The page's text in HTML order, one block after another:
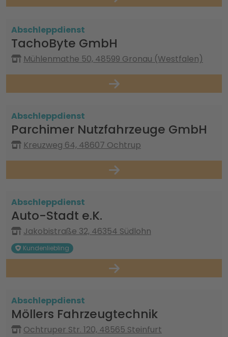
Abschleppdienst
TachoByte GmbH
Mühlenmathe 50, 48599 Gronau (Westfalen)
Abschleppdienst
Parchimer Nutzfahrzeuge GmbH
Kreuzweg 64, 48607 Ochtrup
Abschleppdienst
Auto-Stadt e.K.
Jakobistraße 32, 46354 Südlohn
Kundenliebling
Abschleppdienst
Möllers Fahrzeugtechnik
Ochtruper Str. 120, 48565 Steinfurt